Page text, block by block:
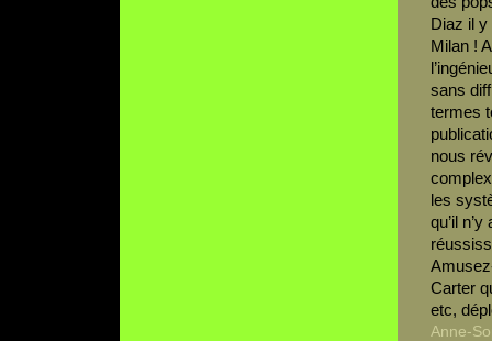
Diaz il y
Milan !
sans
termes
nous
les
qu’il
Carter
etc,
Anne-